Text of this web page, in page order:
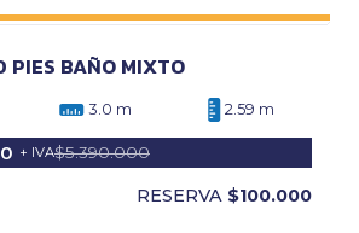
PIES BAÑO MIXTO
3.0 m 2.59 m
+ IVA$5.390.000
RESERVA $100.000